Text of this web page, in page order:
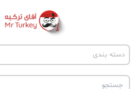
دسته بندی
اخبار ترکیه
پروژه ها